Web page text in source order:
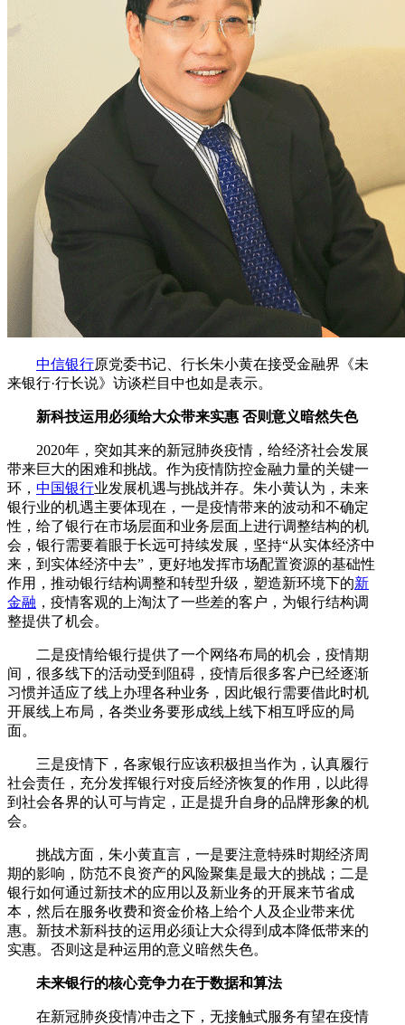
中信银行原党委书记、行长朱小黄在接受金融界《未
来银行·行长说》访谈栏目中也如是表示。
新科技运用必须给大众带来实惠 否则意义暗然失色
2020年，突如其来的新冠肺炎疫情，给经济社会发展
带来巨大的困难和挑战。作为疫情防控金融力量的关键一
环， 中国银行业发展机遇与挑战并存。朱小黄认为，未来
银行业的机遇主要体现在，一是疫情带来的波动和不确定
性，给了银行在市场层面和业务层面上进行调整结构的机
会，银行需要着眼于长远可持续发展，坚持“从实体经济中
来，到实体经济中去”，更好地发挥市场配置资源的基础性
作用，推动银行结构调整和转型升级，塑造新环境下的新
金融 ，疫情客观的上淘汰了一些差的客户，为银行结构调
整提供了机会。
二是疫情给银行提供了一个网络布局的机会，疫情期
间，很多线下的活动受到阻碍，疫情后很多客户已经逐渐
习惯并适应了线上办理各种业务，因此银行需要借此时机
开展线上布局，各类业务要形成线上线下相互呼应的局
面。
三是疫情下，各家银行应该积极担当作为，认真履行
社会责任，充分发挥银行对疫后经济恢复的作用，以此得
到社会各界的认可与肯定，正是提升自身的品牌形象的机
会。
挑战方面，朱小黄直言，一是要注意特殊时期经济周
期的影响，防范不良资产的风险聚集是最大的挑战；二是
银行如何通过新技术的应用以及新业务的开展来节省成
本，然后在服务收费和资金价格上给个人及企业带来优
惠。新技术新科技的运用必须让大众得到成本降低带来的
实惠。否则这是种运用的意义暗然失色。
未来银行的核心竞争力在于数据和算法
在新冠肺炎疫情冲击之下，无接触式服务有望在疫情